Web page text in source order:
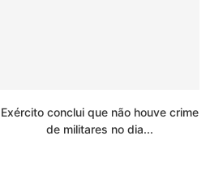
Exército conclui que não houve crime
de militares no dia...